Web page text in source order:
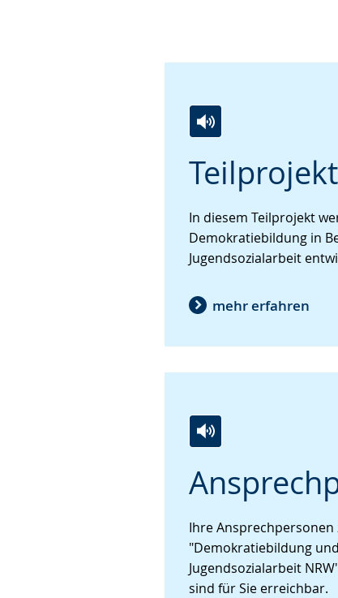
Leichten
Sprache
Audio-
Unterstützung.
Video
in
Gebärdensprache
wird
angezeigt.
In diesem Teilprojekt
Demokratiebildung in
Jugendsozialarbeit
mehr erfahren
Leichten
Sprache
Audio-
Unterstützung.
Video
in
Gebärdensprache
wird
angezeigt.
Ihre
"Demokratiebildung
Jugendsozialarbeit
sind für Sie erreichbar.